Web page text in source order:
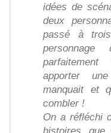
idées de
deux
passé à
apporter
manquait et
combler !
On a réfléchi